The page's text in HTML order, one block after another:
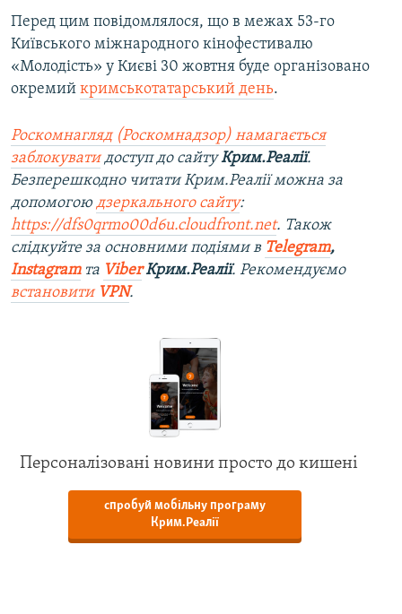
Перед цим повідомлялося, що в межах 53-го
Київського міжнародного кінофестивалю
«Молодість» у Києві 30 жовтня буде організовано
окремий кримськотатарський день.
Роскомнагляд (Роскомнадзор) намагається
заблокуватидоступ до сайтуКрим.Реалії.
Безперешкодно читати Крим.Реалії можна за
допомогою дзеркального сайту:
https://dfs0qrmo00d6u.cloudfront.net. Також
слідкуйте за основними подіями в Telegram,
Instagramта ViberКрим.Реалії. Рекомендуємо
встановити VPN.
Персоналізовані новини просто до кишені
спробуй мобільну програму
Крим.Реалії